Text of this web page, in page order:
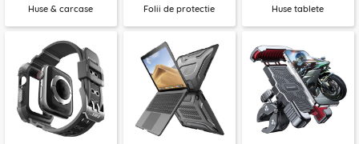
Huse & carcase Folii de protectie Huse tablete